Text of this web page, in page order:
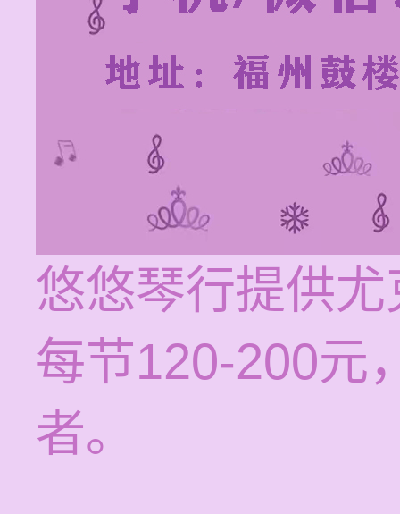
悠悠琴行提供
每节120-200元
者。